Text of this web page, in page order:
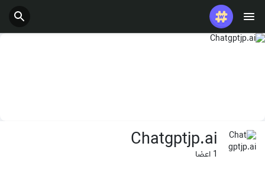
بودجه
Chatgptjp.ai
1 اعضا